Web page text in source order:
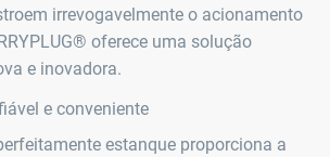
irrevogavelmente o acionamento
oferece uma solução
e inovadora.
e conveniente
estanque proporciona a